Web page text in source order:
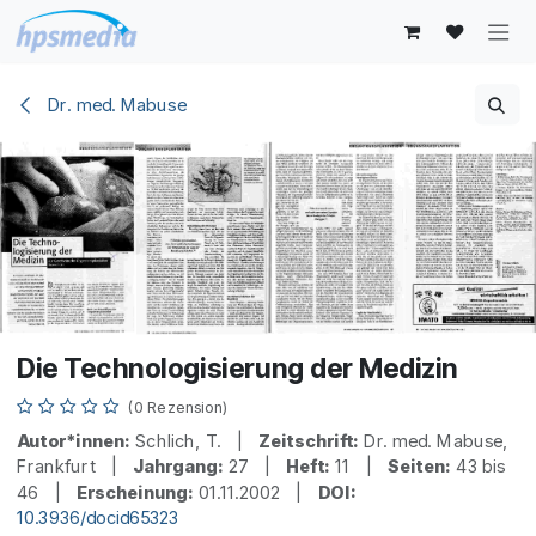
Zum Inhalt springen
Dr. med. Mabuse
Die Technologisierung der Medizin
(0 Rezension)
Autor*innen: Schlich, T. | Zeitschrift: Dr. med. Mabuse,
Frankfurt | Jahrgang: 27 | Heft: 11 | Seiten: 43 bis
46 | Erscheinung: 01.11.2002 | DOI:
10.3936/docid65323